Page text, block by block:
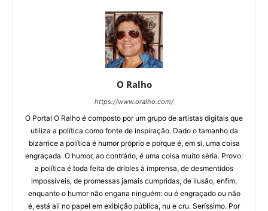
O Ralho
https://www.oralho.com/
O Portal O Ralho é composto por um grupo de artistas digitais que
utiliza a política como fonte de inspiração. Dado o tamanho da
bizarrice a política é humor próprio e porque é, em si, uma coisa
engraçada. O humor, ao contrário, é uma coisa muito séria. Provo:
a política é toda feita de dribles à imprensa, de desmentidos
impossíveis, de promessas jamais cumpridas, de ilusão, enfim,
enquanto o humor não engana ninguém: ou é engraçado ou não
é, está ali no papel em exibição pública, nu e cru. Seríssimo. Por